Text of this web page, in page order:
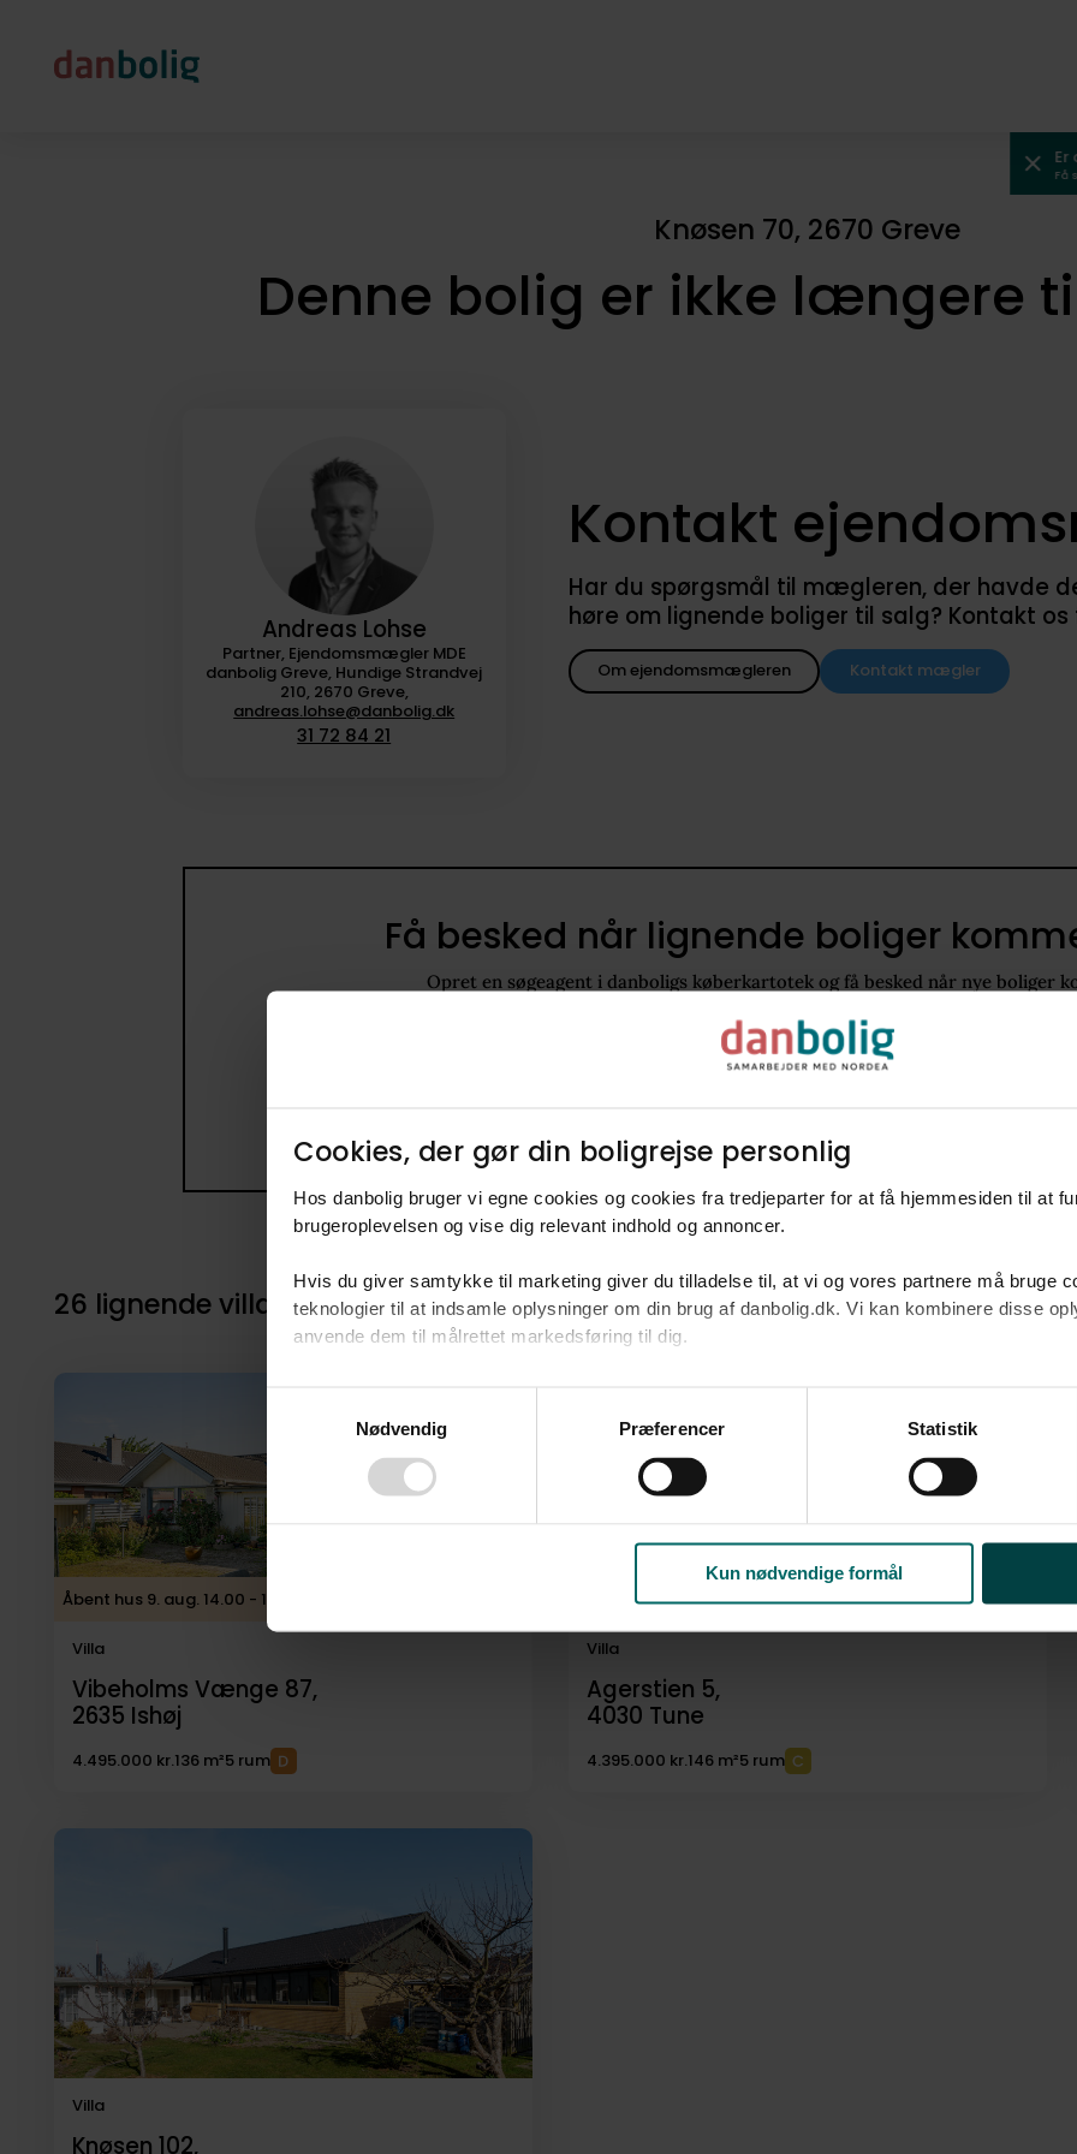
Cookies, der gør din boligrejse personlig​
Hos danbolig bruger vi egne cookies og cookies fra tredjeparter for at få hjemmesiden til at
brugeroplevelsen og vise dig relevant indhold og annoncer.​
Hvis du giver samtykke til marketing giver du tilladelse til, at vi og vores partnere må bruge
teknologier til at indsamle oplysninger om din brug af danbolig.dk. Vi kan kombinere disse
anvende dem til målrettet markedsføring til dig.​
Ved at klikke på ”OK” giver du samtykke til alle formål. Du kan til enhver tid læse mere om
tilbagekalde dit samtykke ved at følge linket til vores
. Oplysninger om
Nødvendig Præferencer Statistik
Kun nødvendige formål
Få
Knøsen 70, 2670 Greve
Denne bolig er ikke længere
Andreas Lohse
Partner, Ejendomsmægler MDE
danbolig Greve, Hundige Strandvej
210, 2670 Greve,
andreas.lohse@danbolig.dk
31 72 84 21
Kontakt
Har du spørgsmål til mægleren, der havde
høre om lignende boliger til salg? Kontakt
Om ejendomsmægleren Kontakt mægler
Få besked når lignende boliger
Opret en søgeagent i danboligs køberkartotek og få besked når nye boliger
120 - 160 m2 Villa 3.300.000 kr. - 4.500.000 kr.
Opret med egne
26 lignende villaer i nærheden til 3.300.000-4.500.000 kr. på omkring 137 m2
Åbent hus 9. aug. 14.00 - 14.30, kræver tilmelding
Villa
Vibeholms Vænge 87,
2635 Ishøj
4.495.000 kr.136 m²5 rum
Åbent hus 12. aug. 11.00 - 14.00, kræver tilmelding
Villa
Agerstien 5,
4030 Tune
4.395.000 kr.146 m²5 rum
Villa
Knøsen 102,